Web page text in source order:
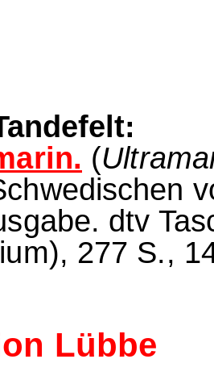
(
dtv
277 S.,
Lübbe